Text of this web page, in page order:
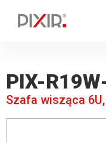
PIX-
Szafa wisząca